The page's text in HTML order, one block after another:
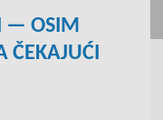
— OSIM
ČEKAJUĆI